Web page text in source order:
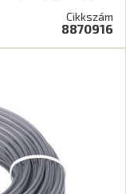
Cikkszám
8870916